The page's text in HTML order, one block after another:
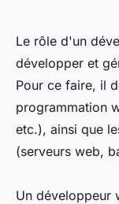
Le rôle d'un
développer et
Pour ce faire, il
programmation
etc.), ainsi que
(serveurs web,
Un développeur